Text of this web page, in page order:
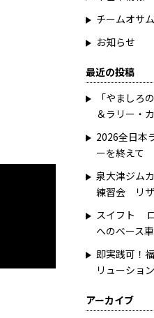
チームオサ
お知らせ
最近の投稿
「やましろ
＆ラリー・
2026全日
ーを終えて
泉大津ジム
練習会 リ
スイフト
へのベース
即実践可！
リューショ
アーカイブ